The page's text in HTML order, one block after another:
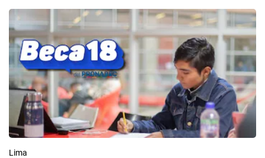
Lima